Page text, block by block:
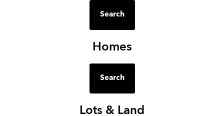
Search
Homes
Search
Lots & Land